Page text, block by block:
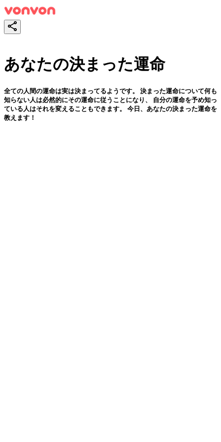
あなたの決まった運命
全ての人間の運命は実は決まってるようです。 決まった運命について何も
知らない人は必然的にその運命に従うことになり、 自分の運命を予め知っ
ている人はそれを変えることもできます。 今日、あなたの決まった運命を
教えます！